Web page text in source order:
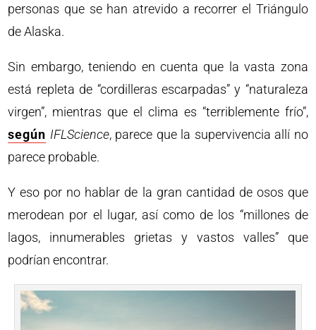
personas que se han atrevido a recorrer el Triángulo
de Alaska.
Sin embargo, teniendo en cuenta que la vasta zona
está repleta de “cordilleras escarpadas” y “naturaleza
virgen”, mientras que el clima es “terriblemente frío”,
según IFLScience, parece que la supervivencia allí no
parece probable.
Y eso por no hablar de la gran cantidad de osos que
merodean por el lugar, así como de los “millones de
lagos, innumerables grietas y vastos valles” que
podrían encontrar.